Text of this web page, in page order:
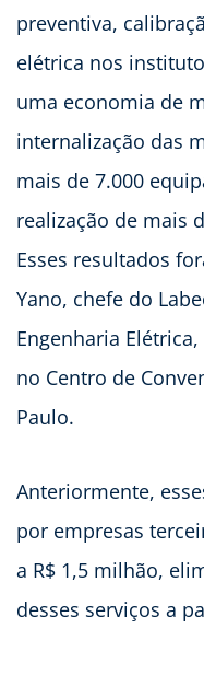
preventiva,
elétrica nos
uma economia de
internalização das
mais de 7.000
realização de mais
Esses resultados
Yano, chefe do
Engenharia
no Centro de
Paulo.
Anteriormente,
por empresas
a R$ 1,5 milhão,
desses serviços a